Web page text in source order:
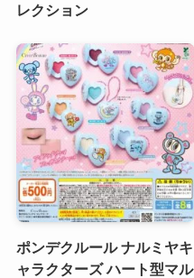
レクション
ポンデクルール ナルミヤキ
ャラクターズ ハート型マル